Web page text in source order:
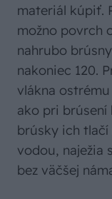
materiál kúpiť.
možno povrch
nahrubo
nakoniec 120.
vlákna
ako pri brúsení
brúsky ich
vodou, naježia
bez väčšej